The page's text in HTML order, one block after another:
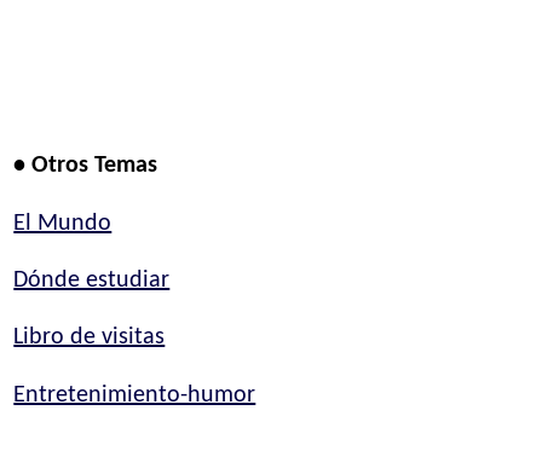
• Otros Temas
El Mundo
Dónde estudiar
Libro de visitas
Entretenimiento-humor